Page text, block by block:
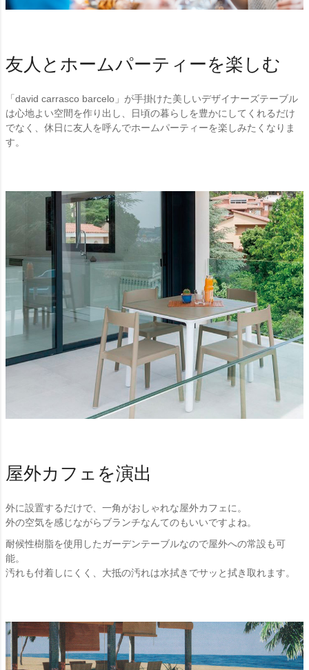
友人とホームパーティーを楽しむ
「david carrasco barcelo」が手掛けた美しいデザイナーズテーブル
は心地よい空間を作り出し、日頃の暮らしを豊かにしてくれるだけ
でなく、休日に友人を呼んでホームパーティーを楽しみたくなりま
す。
屋外カフェを演出
外に設置するだけで、一角がおしゃれな屋外カフェに。
外の空気を感じながらブランチなんてのもいいですよね。
耐候性樹脂を使用したガーデンテーブルなので屋外への常設も可
能。
汚れも付着しにくく、大抵の汚れは水拭きでサッと拭き取れます。